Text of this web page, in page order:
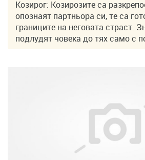
Козирог: Козирозите са
опознаят партньора си, те са
границите на неговата страст.
подлудят човека до тях само с